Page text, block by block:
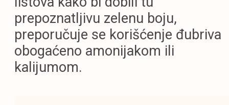
prepoznatljivu zelenu boju,
preporučuje se korišćenje đubriva
obogaćeno amonijakom ili
kalijumom.